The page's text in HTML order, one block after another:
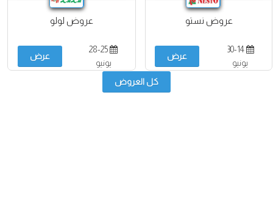
عروض نستو
30-14
يونيو
عرض
عروض لولو
28-25
يونيو
عرض
كل العروض